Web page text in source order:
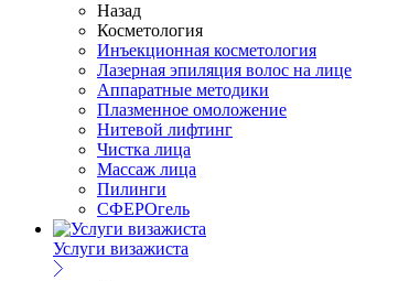
Назад
Косметология
Инъекционная косметология
Лазерная эпиляция волос на лице
Аппаратные методики
Плазменное омоложение
Нитевой лифтинг
Чистка лица
Массаж лица
Пилинги
СФЕРОгель
Услуги визажиста